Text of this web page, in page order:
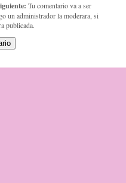
Tu comentario va a ser
un administrador la moderara, si
publicada.